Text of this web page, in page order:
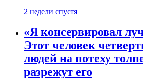
2 недели спустя
«Я консервировал
Этот человек
людей на потеху
разрежут его